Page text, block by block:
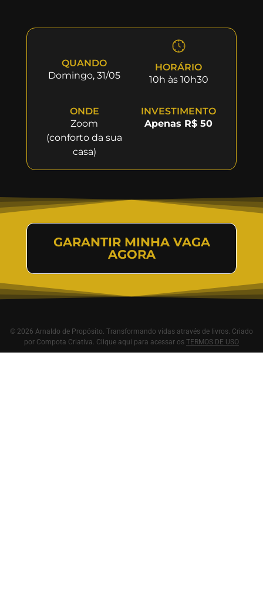
QUANDO
Domingo, 31/05
HORÁRIO
10h às 10h30
ONDE
Zoom
(conforto da sua
casa)
INVESTIMENTO
Apenas R$ 50
GARANTIR MINHA VAGA
AGORA
© 2026 Arnaldo de Propósito. Transformando vidas através de livros. Criado
por Compota Criativa. Clique aqui para acessar os TERMOS DE USO